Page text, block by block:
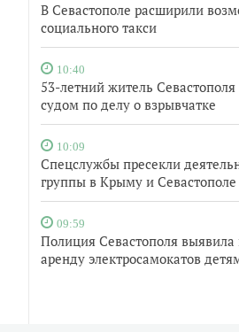
В Севастополе расширили
социального такси
10:40
53-летний житель
судом по делу о взрывчатке
10:09
Спецслужбы пресекли
группы в Крыму и Севастополе
09:59
Полиция Севастополя выявила
аренду электросамокатов